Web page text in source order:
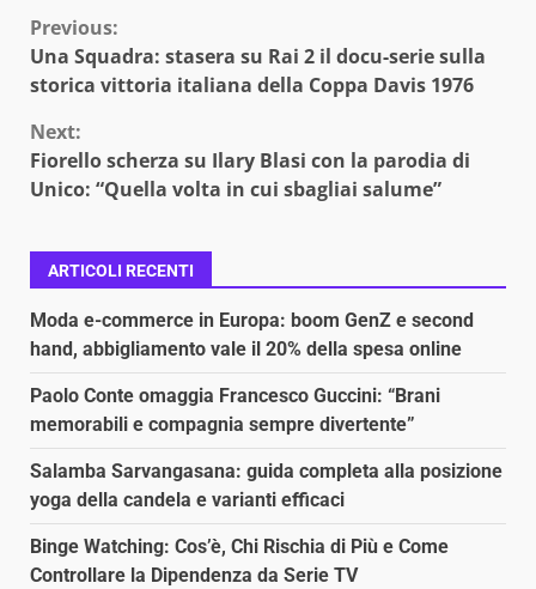
Continue
Reading
Previous:
Una Squadra: stasera su Rai 2 il docu-serie sulla
storica vittoria italiana della Coppa Davis 1976
Next:
Fiorello scherza su Ilary Blasi con la parodia di
Unico: “Quella volta in cui sbagliai salume”
ARTICOLI RECENTI
Moda e-commerce in Europa: boom GenZ e second
hand, abbigliamento vale il 20% della spesa online
Paolo Conte omaggia Francesco Guccini: “Brani
memorabili e compagnia sempre divertente”
Salamba Sarvangasana: guida completa alla posizione
yoga della candela e varianti efficaci
Binge Watching: Cos’è, Chi Rischia di Più e Come
Controllare la Dipendenza da Serie TV